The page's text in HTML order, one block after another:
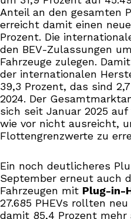
Anteil an den gesamten
erreicht damit einen
Prozent. Die
den BEV-Zulassungen
Fahrzeuge zulegen.
der internationalen
39,3 Prozent, das sind
2024. Der
sich seit Januar 2025 auf
wie vor nicht ausreicht,
Flottengrenzwerte zu
Ein noch deutlicheres
September erneut auch
Fahrzeugen mit Plug-in-
27.685 PHEVs rollten
damit 85,4 Prozent